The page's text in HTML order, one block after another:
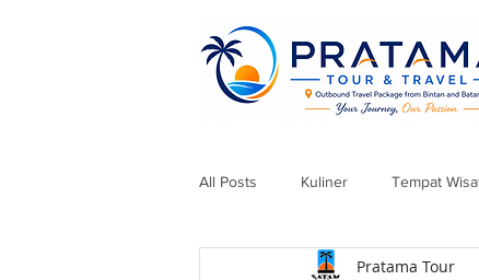
All Posts Kuliner Tempat
Pratama Tour